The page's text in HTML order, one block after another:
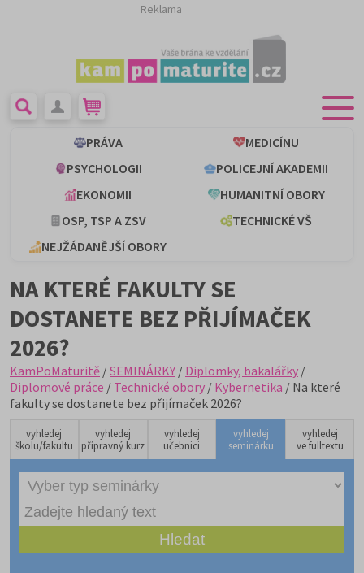
Reklama
PRÁVA
MEDICÍNU
PSYCHOLOGII
POLICEJNÍ AKADEMII
EKONOMII
HUMANITNÍ OBORY
OSP, TSP A ZSV
TECHNICKÉ VŠ
NEJŽÁDANĚJŠÍ OBORY
NA KTERÉ FAKULTY SE
DOSTANETE BEZ PŘIJÍMAČEK
2026?
KamPoMaturitě /SEMINÁRKY / Diplomky, bakalářky /
Diplomové práce / Technické obory / Kybernetika / Na které
fakulty se dostanete bez přijímaček 2026?
vyhledej
školu/fakultu
vyhledej
přípravný kurz
vyhledej
učebnici
vyhledej
seminárku
vyhledej
ve fulltextu